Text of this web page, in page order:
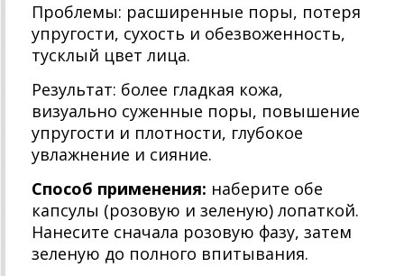
Проблемы: расширенные поры, потеря
упругости, сухость и обезвоженность,
тусклый цвет лица.
Результат: более гладкая кожа,
визуально суженные поры, повышение
упругости и плотности, глубокое
увлажнение и сияние.
Способ применения: наберите обе
капсулы (розовую и зеленую) лопаткой.
Нанесите сначала розовую фазу, затем
зеленую до полного впитывания.